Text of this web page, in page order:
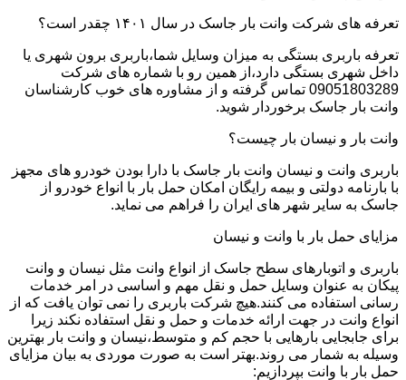
تعرفه های شرکت وانت بار جاسک در سال ۱۴۰۱ چقدر است؟
تعرفه باربری بستگی به میزان وسایل شما،باربری برون شهری یا
داخل شهری بستگی دارد،از همین رو با شماره های شرکت
09051803289 تماس گرفته و از مشاوره های خوب کارشناسان
وانت بار جاسک برخوردار شوید.
وانت بار و نیسان بار چیست؟
باربری وانت و نیسان وانت بار جاسک با دارا بودن خودرو های مجهز
با بارنامه دولتی و بیمه رایگان امکان حمل بار با انواع خودرو از
جاسک به سایر شهر های ایران را فراهم می نماید.
مزایای حمل بار با وانت و نیسان
باربری و اتوبارهای سطح جاسک از انواع وانت مثل نیسان و وانت
پیکان به عنوان وسایل حمل و نقل مهم و اساسی در امر خدمات
رسانی استفاده می کنند.هیچ شرکت باربری را نمی توان یافت که از
انواع وانت در جهت ارائه خدمات و حمل و نقل استفاده نکند زیرا
برای جابجایی بارهایی با حجم کم و متوسط،نیسان و وانت بار بهترین
وسیله به شمار می روند.بهتر است به صورت موردی به بیان مزایای
حمل بار با وانت بپردازیم: